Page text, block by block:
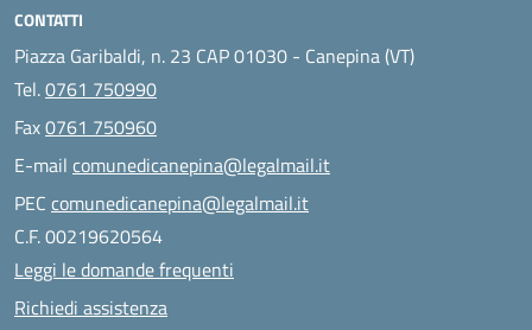
CONTATTI
Piazza Garibaldi, n. 23 CAP 01030 - Canepina (VT)
Tel.0761 750990
Fax0761 750960
E-mail comunedicanepina@legalmail.it
PEC comunedicanepina@legalmail.it
C.F. 00219620564
Leggi le domande frequenti
Richiedi assistenza